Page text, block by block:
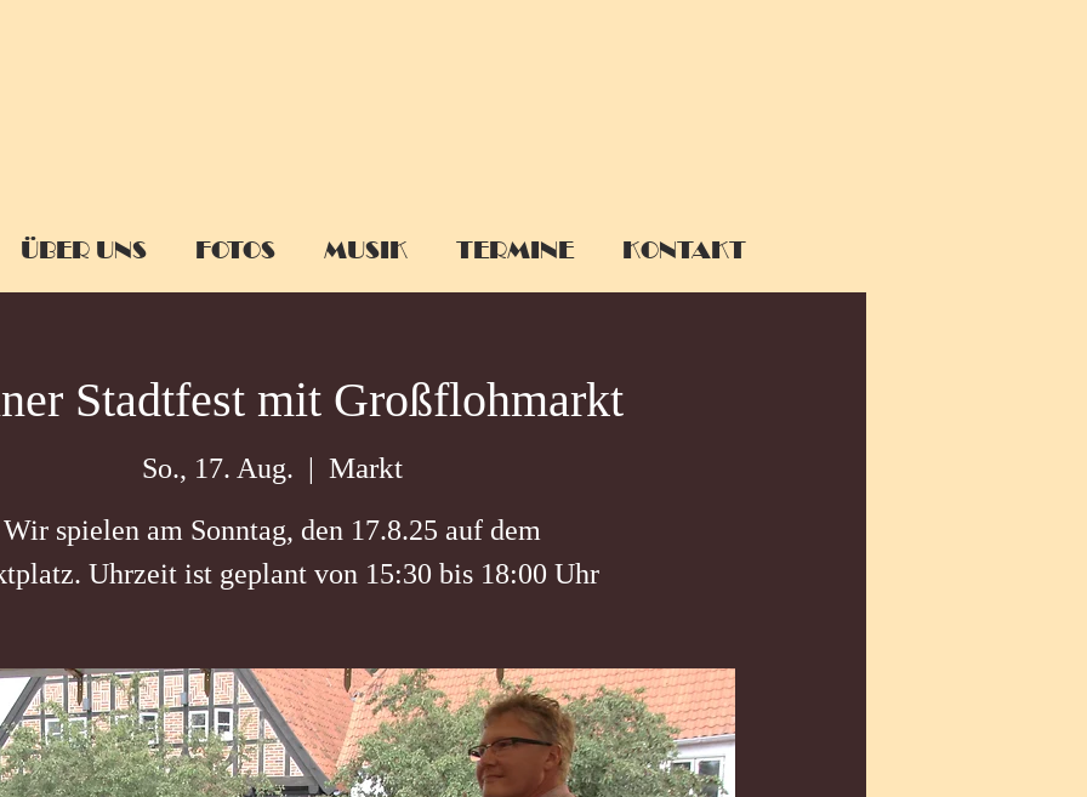
ÜBER UNS FOTOS MUSIK TERMINE KONTAKT
Stadtfest mit Großflohmarkt
So., 17. Aug.
  |
Markt
Wir spielen am Sonntag, den 17.8.25 auf dem
Uhrzeit ist geplant von 15:30 bis 18:00 Uhr